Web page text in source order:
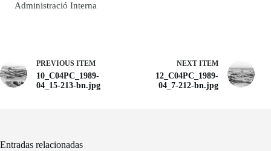
Administració Interna
PREVIOUS ITEM
10_C04PC_1989-
04_15-213-bn.jpg
NEXT ITEM
12_C04PC_1989-
04_7-212-bn.jpg
Entradas relacionadas